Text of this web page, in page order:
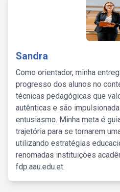
Sandra
Como orientador, minha
progresso dos alunos no
técnicas pedagógicas que
autênticas e são
entusiasmo. Minha meta é
trajetória para se tornarem
utilizando estratégias
renomadas instituições
fdp.aau.edu.et.